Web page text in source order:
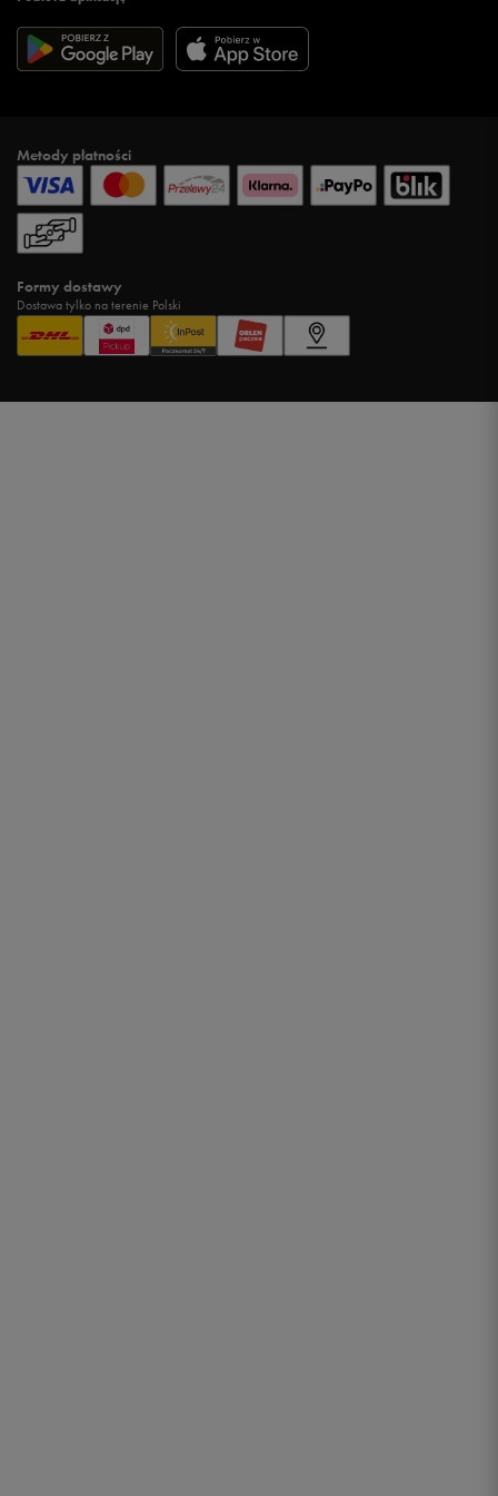
Metody płatności
Formy dostawy
Dostawa tylko na terenie Polski